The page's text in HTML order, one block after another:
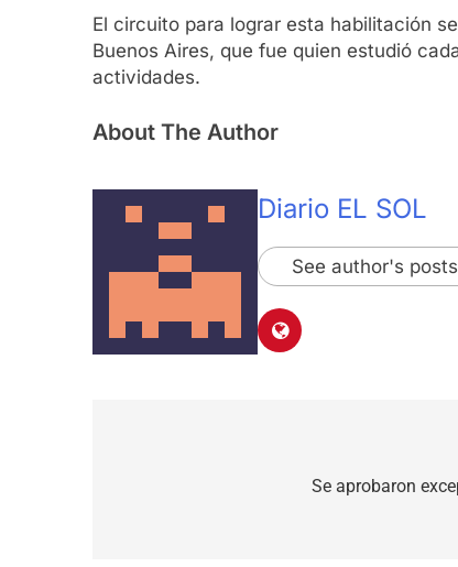
El circuito para lograr esta habilitación
Buenos Aires, que fue quien estudió
actividades.
About The Author
Diario EL SOL
See author's posts
Se aprobaron